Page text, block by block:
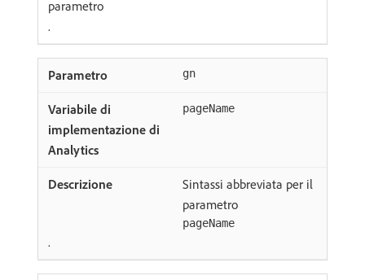
parametro
.
gn
pageName
Sintassi abbreviata per il
parametro
pageName
.